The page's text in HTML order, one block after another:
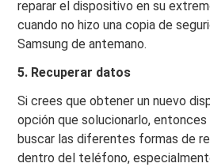
reparar el dispositivo en su
cuando no hizo una copia de
Samsung de antemano.
5. Recuperar datos
Si crees que obtener un nuevo
opción que solucionarlo,
buscar las diferentes formas de
dentro del teléfono,